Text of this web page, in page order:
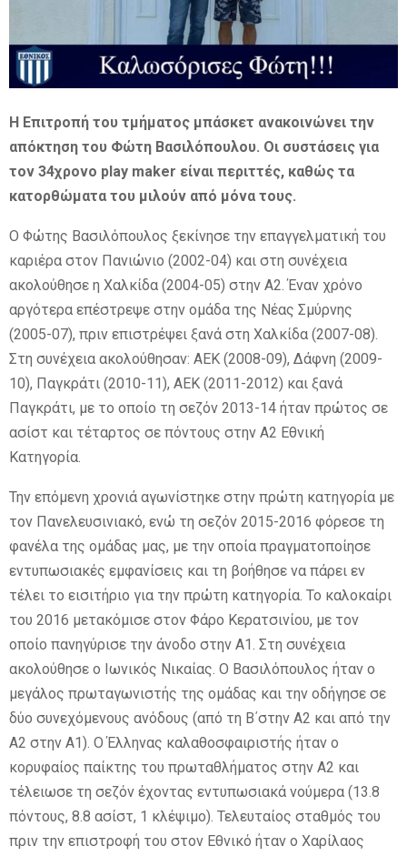
E
N
U
Η Επιτροπή του τμήματος μπάσκετ ανακοινώνει την
απόκτηση του Φώτη Βασιλόπουλου. Οι συστάσεις για
τον 34χρονο play maker είναι περιττές, καθώς τα
κατορθώματα του μιλούν από μόνα τους.
Ο Φώτης Βασιλόπουλος ξεκίνησε την επαγγελματική του
καριέρα στον Πανιώνιο (2002-04) και στη συνέχεια
ακολούθησε η Χαλκίδα (2004-05) στην Α2. Έναν χρόνο
αργότερα επέστρεψε στην ομάδα της Νέας Σμύρνης
(2005-07), πριν επιστρέψει ξανά στη Χαλκίδα (2007-08).
Στη συνέχεια ακολούθησαν: ΑΕΚ (2008-09), Δάφνη (2009-
10), Παγκράτι (2010-11), ΑΕΚ (2011-2012) και ξανά
Παγκράτι, με το οποίο τη σεζόν 2013-14 ήταν πρώτος σε
ασίστ και τέταρτος σε πόντους στην Α2 Εθνική
Κατηγορία.
Την επόμενη χρονιά αγωνίστηκε στην πρώτη κατηγορία με
τον Πανελευσινιακό, ενώ τη σεζόν 2015-2016 φόρεσε τη
φανέλα της ομάδας μας, με την οποία πραγματοποίησε
εντυπωσιακές εμφανίσεις και τη βοήθησε να πάρει εν
τέλει το εισιτήριο για την πρώτη κατηγορία. Το καλοκαίρι
του 2016 μετακόμισε στον Φάρο Κερατσινίου, με τον
οποίο πανηγύρισε την άνοδο στην Α1. Στη συνέχεια
ακολούθησε ο Ιωνικός Νικαίας. Ο Βασιλόπουλος ήταν ο
μεγάλος πρωταγωνιστής της ομάδας και την οδήγησε σε
δύο συνεχόμενους ανόδους (από τη Β΄στην Α2 και από την
Α2 στην Α1). Ο Έλληνας καλαθοσφαιριστής ήταν ο
κορυφαίος παίκτης του πρωταθλήματος στην Α2 και
τέλειωσε τη σεζόν έχοντας εντυπωσιακά νούμερα (13.8
πόντους, 8.8 ασίστ, 1 κλέψιμο). Τελευταίος σταθμός του
πριν την επιστροφή του στον Εθνικό ήταν ο Χαρίλαος